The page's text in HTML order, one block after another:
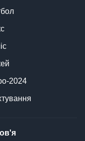
2024